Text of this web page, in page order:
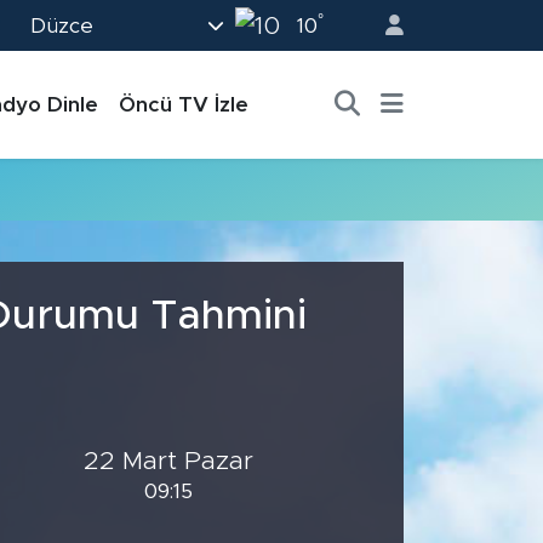
Düzce 10°
Dinle Öncü TV İzle
Tahmini
22 Mart Pazar
09:15